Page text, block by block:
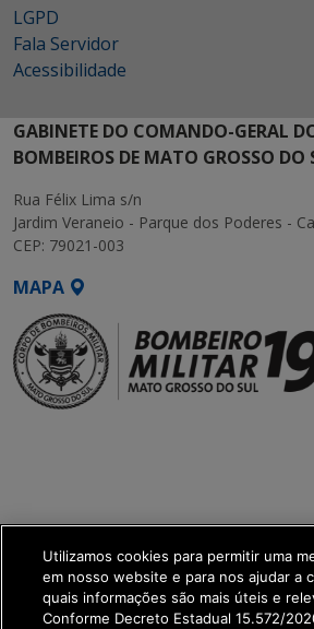
LGPD
Fala Servidor
Acessibilidade
GABINETE DO COMANDO-GERAL
BOMBEIROS DE MATO GROSSO DO
Rua Félix Lima s/n
Jardim Veraneio - Parque dos Poderes -
CEP: 79021-003
MAPA
get_footer();
Utilizamos cookies para permitir uma
em nosso website e para nos ajudar a
quais informações são mais úteis e
Conforme Decreto Estadual 15.572/